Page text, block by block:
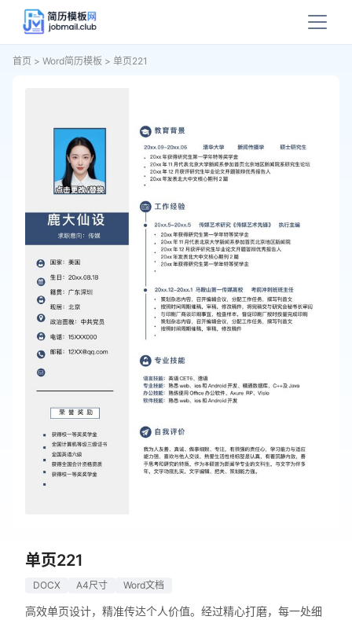
首页 > Word简历模板 > 单页221
单页221
DOCX A4尺寸 Word文档
高效单页设计，精准传达个人价值。经过精心打磨，每一处细